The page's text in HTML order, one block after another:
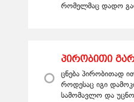
რომელმაც დადო
პირობითი
ცნება პირობითად
როდესაც იგი
სამომავლო და